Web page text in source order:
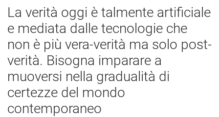
La verità oggi è talmente artificiale
e mediata dalle tecnologie che
non è più vera-verità ma solo post-
verità. Bisogna imparare a
muoversi nella gradualità di
certezze del mondo
contemporaneo